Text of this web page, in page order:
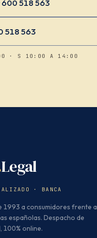
600 518 563
518 563
· S 10:00 A 14:00
Legal
· BANCA
1993 a consumidores frente a
españolas. Despacho de
100% online.